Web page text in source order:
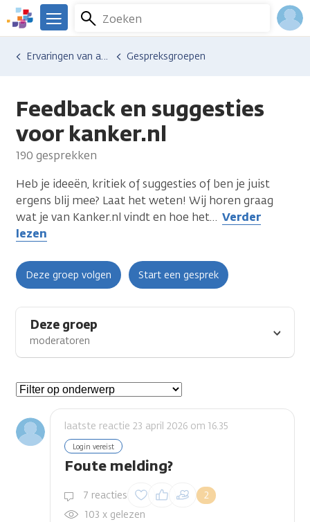
Overslaan
en
naar
We
er
Kanker.nl
Zoeken
Menu
Ervaringen van anderen Gespreksgroepen
Feedback en suggesties
voor kanker.nl
190 gesprekken
Heb je ideeën, kritiek of suggesties of ben je juist
ergens blij mee? Laat het weten! Wij horen graag
wat je van Kanker.nl vindt en hoe het… Verder
lezen
Deze groep volgen Start een gesprek
Deze groep
moderatoren
Gespreksonderwerpen
laatste reactie 23 april 2026 om 16.35
Login vereist
Foute melding?
7 reacties 2
Inloggen om een
reactie te plaatsen
103 x gelezen